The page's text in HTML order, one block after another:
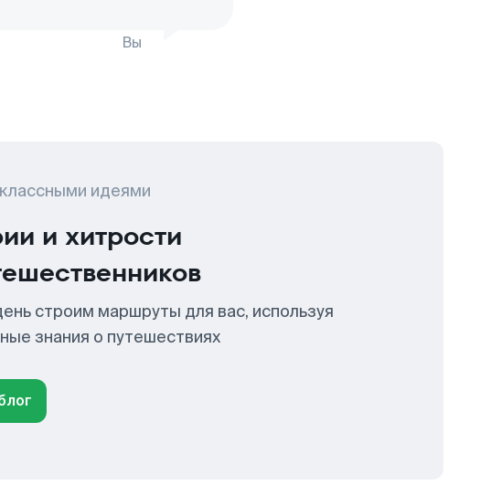
Вы
идеями
и хитрости
строим маршруты для вас, используя
знания о путешествиях